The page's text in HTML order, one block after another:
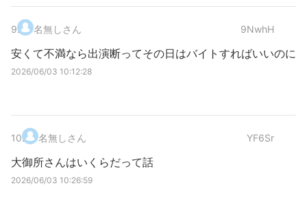
9. 名無しさん 9NwhH
安くて不満なら出演断ってその日はバイトすればいいのに
2026/06/03 10:12:28
10. 名無しさん YF6Sr
大御所さんはいくらだって話
2026/06/03 10:26:59